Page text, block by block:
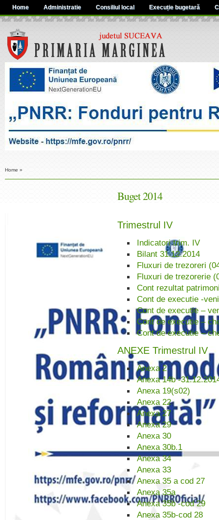
Home Administratie Consiliul local Execuție bugetară
Home »
Buget 2014
Trimestrul IV
Indicatori trim. IV
Bilant 31.12.2014
Fluxuri de trezoreri
Fluxuri de trezorerie
Cont rezultat
Cont de executie -
Cont de executie –
Cont de executie –
Cont de executie –
ANEXE Trimestrul IV
Anexa 2
Anexa 14b -
Anexa 19(s02)
Anexa 22
Anexa 27
Anexa 29
Anexa 30
Anexa 30b.1
Anexa 34
Anexa 33
Anexa 35 a cod 27
Anexa 35a
Anexa 35b -cod 29
Anexa 35b-cod 28